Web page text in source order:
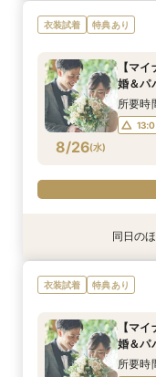
8/23(日)
【マイ
婚＆パ
8/23(日)
【マイ
見！】
8/23(日)
【マイ
挙式】
8/23(日)
【マイ
式後の
8/23(日)
【マイ
ランド
8/23(日)
☆マイ
アリー
8/23(日)
【マイ
約で
ル】
所要
衣装試着 特典あり
8/26(水)
【マ
婚＆パ
所要時
特典あり
8/26(水)
＼マイ
つかる
特典あり
8/26(水)
【マイ
見！】
特典あり
8/26(水)
【マイ
挙式】
特典あり
8/26(水)
【マイ
式後の
特典あり
8/26(水)
【マイ
ランド
特典あり
8/26(水)
【マイ
式がお
特典あり
8/26(水)
【マイ
約で
ル】
所要
同日の
衣装試着 特典あり
【マ
婚＆パ
所要時